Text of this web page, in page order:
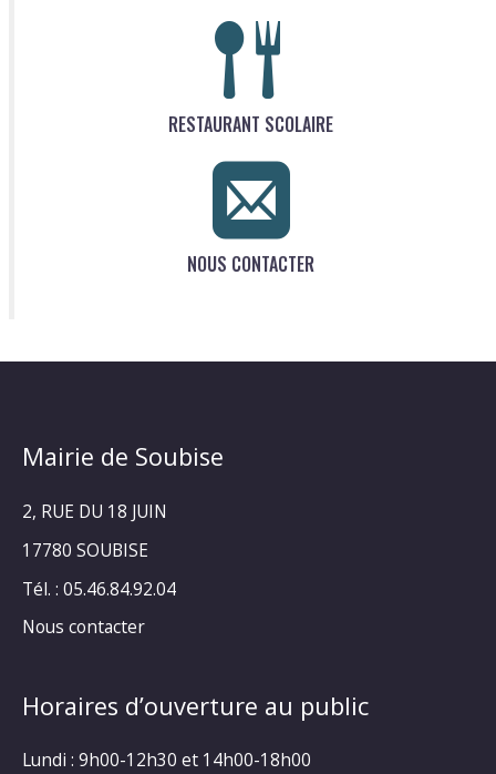
RESTAURANT SCOLAIRE
NOUS CONTACTER
Mairie de Soubise
2, RUE DU 18 JUIN
17780 SOUBISE
Tél. : 05.46.84.92.04
Nous contacter
Horaires d’ouverture au public
Lundi : 9h00-12h30 et 14h00-18h00